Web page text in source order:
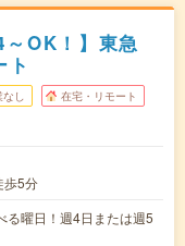
～OK！】東急
ト
し 在宅・リモート
歩5分
曜日！週4日または週5